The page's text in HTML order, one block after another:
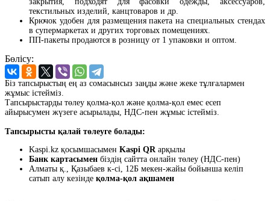
текстильных изделий, канцтоваров и др.
Крючок удобен для размещения пакета на специальных стендах
в супермаркетах и других торговых помещениях.
ПП-пакеты продаются в розницу от 1 упаковки и оптом.
Бөлісу:
Біз тапсырыстың ең аз сомасынсыз заңды және жеке тұлғалармен
жұмыс істейміз.
Тапсырыстарды төлеу қолма-қол және қолма-қол емес есеп
айырысумен жүзеге асырылады, НДС-пен жұмыс істейміз.
Тапсырысты қалай төлеуге болады:
Kaspi.kz қосымшасымен Kaspi QRарқылы
Банк картасымен біздің сайтта онлайн төлеу (НДС-пен)
Алматы қ., Қазыбаев к-сі, 12Б мекен-жайы бойынша келіп
сатып алу кезінде қолма-қол ақшамен